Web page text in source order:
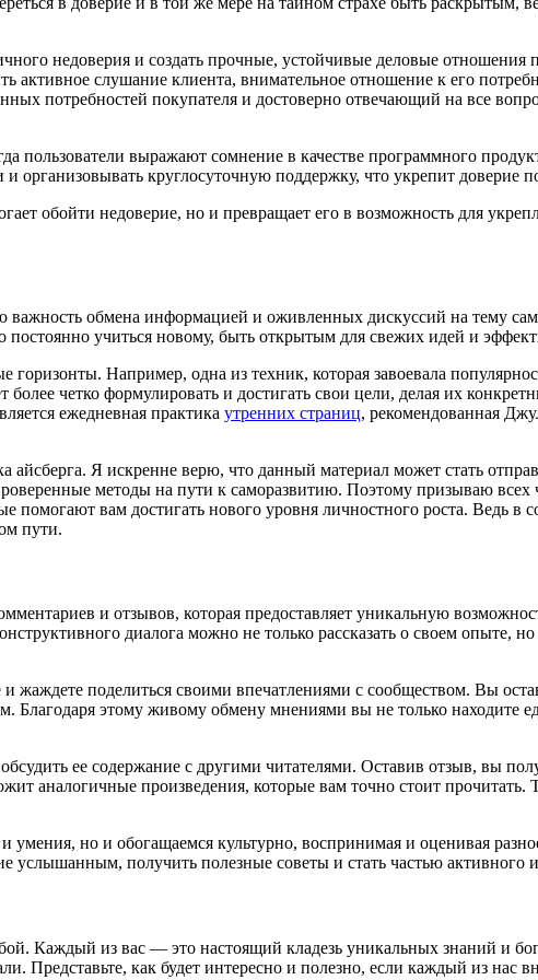
недоверия и создать прочные, устойчивые деловые отношения
слушание клиента, внимательное отношение к его
потребностей покупателя и достоверно отвечающий на все
выражают сомнение в качестве программного
организовывать круглосуточную поддержку, что укрепит доверие
обойти недоверие, но и превращает его в возможность для
важность обмена информацией и оживленных дискуссий на тему
учиться новому, быть открытым для свежих идей и
Например, одна из техник, которая завоевала
более четко формулировать и достигать свои цели, делая их
ежедневная практика утренних страниц, рекомендованная
Я искренне верю, что данный материал может стать
методы на пути к саморазвитию. Поэтому призываю всех
помогают вам достигать нового уровня личностного роста. Ведь в
пути.
и отзывов, которая предоставляет уникальную
диалога можно не только рассказать о своем опыте,
жаждете поделиться своими впечатлениями с сообществом. Вы
Благодаря этому живому обмену мнениями вы не только находите
ее содержание с другими читателями. Оставив отзыв, вы
аналогичные произведения, которые вам точно стоит прочитать.
но и обогащаемся культурно, воспринимая и оценивая
получить полезные советы и стать частью активного
Каждый из вас — это настоящий кладезь уникальных знаний и
как будет интересно и полезно, если каждый из нас